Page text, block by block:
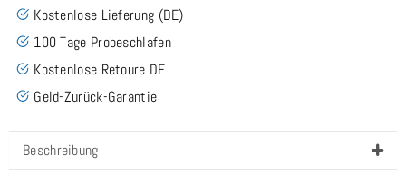
Kostenlose Lieferung (DE)
100 Tage Probeschlafen
Kostenlose Retoure DE
Geld-Zurück-Garantie
Beschreibung